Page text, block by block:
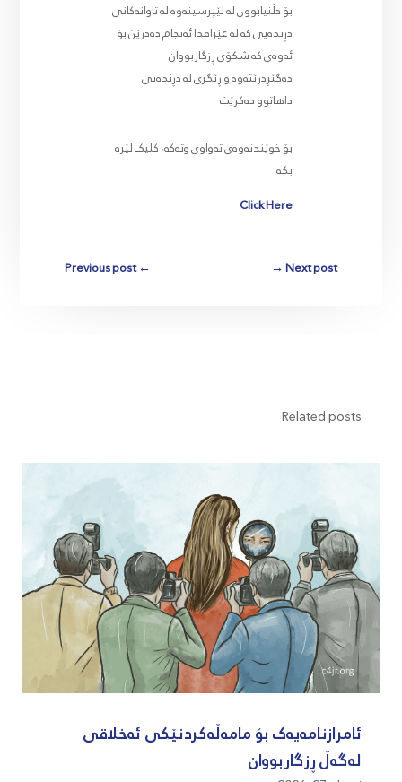
بۆ دڵنیابوون لە لێپرسینەوە لە تاوانەکانی
دڕندەیی کە لە عێراقدا ئەنجام دەدرێن بۆ
ئەوەی کە شکۆی ڕزگاربووان
دەگێڕدرێتەوە و ڕێگری لە دڕندەیی
داهاتوو دەکرێت
بۆ خوێندنەوەی تەواوی وتەکە، کلیک لێرە
بکە.
Click Here
←
Previous post Next post
→
Related posts
ئامرازنامەیەک بۆ مامەڵەکردنێکی ئەخلاقی
لەگەڵ ڕزگاربووان